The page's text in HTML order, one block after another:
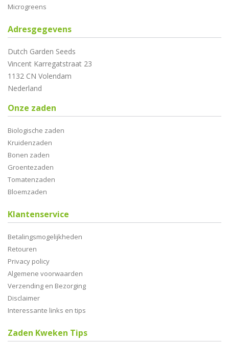
Microgreens
Adresgegevens
Dutch Garden Seeds
Vincent Karregatstraat 23
1132 CN Volendam
Nederland
Onze zaden
Biologische zaden
Kruidenzaden
Bonen zaden
Groentezaden
Tomatenzaden
Bloemzaden
Klantenservice
Betalingsmogelijkheden
Retouren
Privacy policy
Algemene voorwaarden
Verzending en Bezorging
Disclaimer
Interessante links en tips
Zaden Kweken Tips